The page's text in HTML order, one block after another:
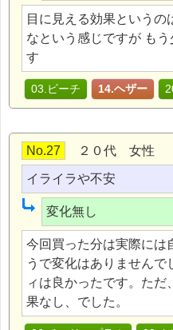
目に見える効果というの
なという感じですが も
す
03.ビーチ 14.ヘザー
No.27 ２０代 女性
イライラや不安
変化無し
今回買った分は実際には
うで変化はありません
ィは良かったです。ただ
果なし、でした。